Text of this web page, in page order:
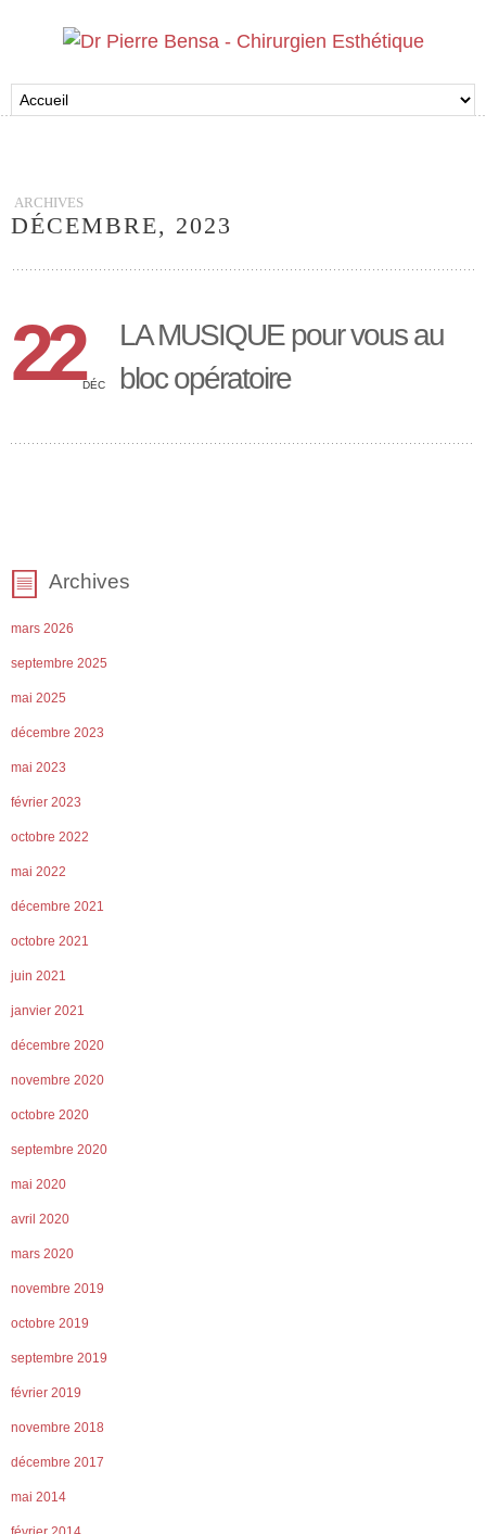
ARCHIVES
DÉCEMBRE, 2023
22DÉC
LA MUSIQUE pour vous au
bloc opératoire
Archives
mars 2026
septembre 2025
mai 2025
décembre 2023
mai 2023
février 2023
octobre 2022
mai 2022
décembre 2021
octobre 2021
juin 2021
janvier 2021
décembre 2020
novembre 2020
octobre 2020
septembre 2020
mai 2020
avril 2020
mars 2020
novembre 2019
octobre 2019
septembre 2019
février 2019
novembre 2018
décembre 2017
mai 2014